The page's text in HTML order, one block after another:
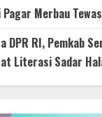
Pagar Merbau
DPR RI, Pemkab
Literasi Sadar